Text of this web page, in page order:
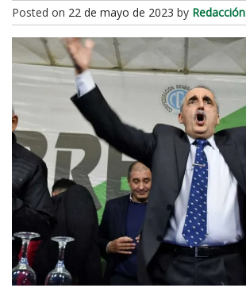
Posted on 22 de mayo de 2023 by Redacción